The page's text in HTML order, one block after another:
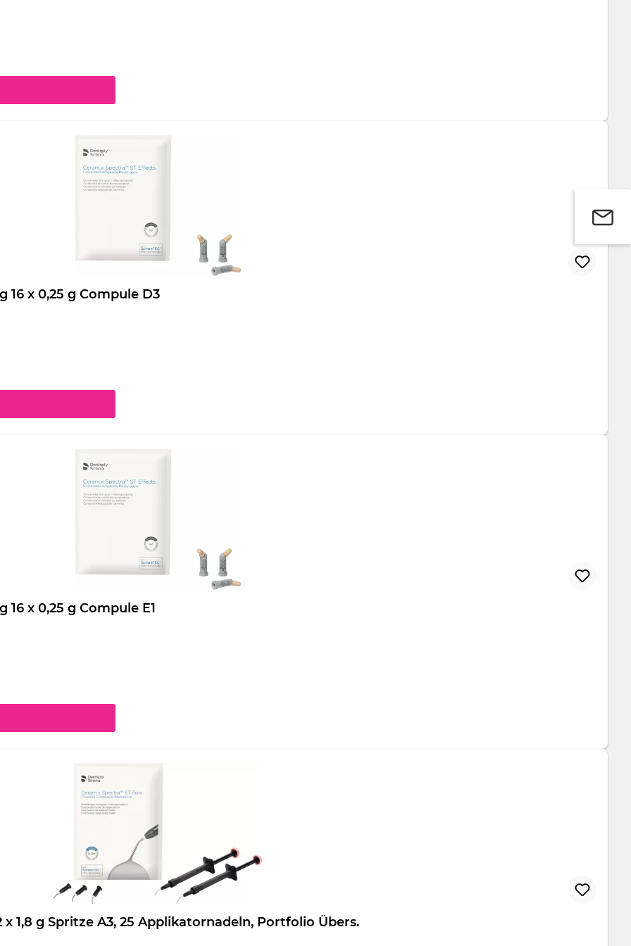
um die Anzahl zu erhöhen oder zu reduzieren.
Ceram.x Spectra ST Effects Nachfüllpackung 16 x 0,25 g Compule D3
um die Anzahl zu erhöhen oder zu reduzieren.
Ceram.x Spectra ST Effects Nachfüllpackung 16 x 0,25 g Compule E1
um die Anzahl zu erhöhen oder zu reduzieren.
Spectra ST flow Nachfüllpackung 2 x 1,8 g Spritze A3, 25 Applikatornadeln, Portfolio Übers.